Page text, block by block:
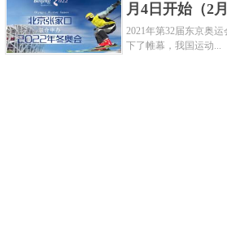
月4日开始（2月
2021年第32届东京奥
下了帷幕，我国运动...